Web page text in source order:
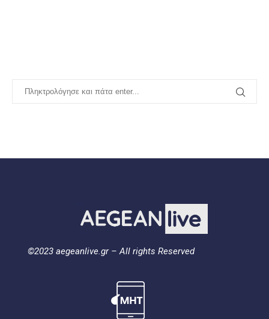
©2023 aegeanlive.gr – All rights Reserved